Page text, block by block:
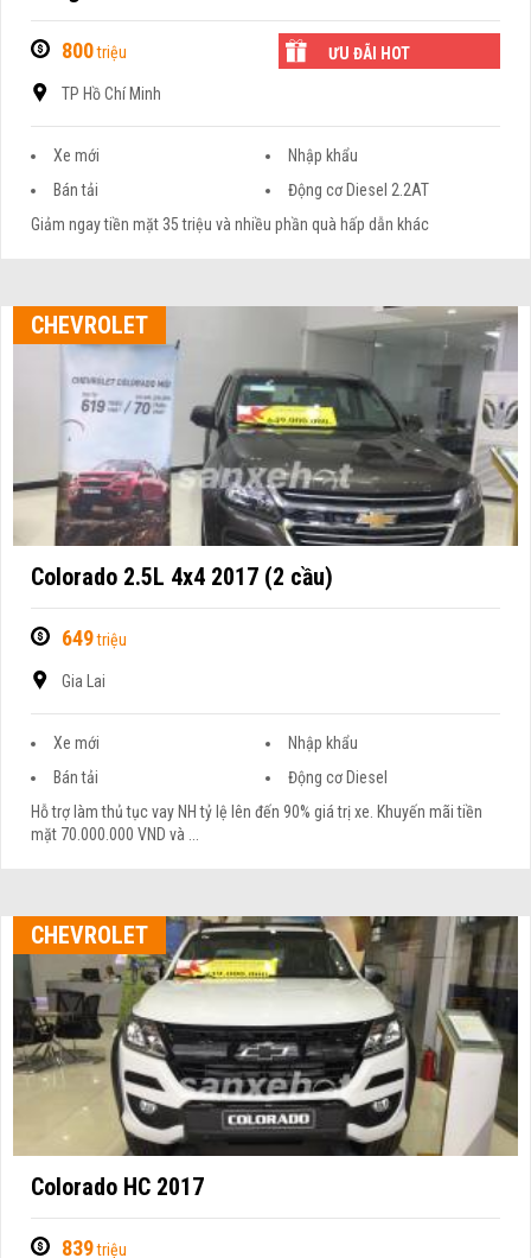
800triệu ƯU ĐÃI HOT
TP Hồ Chí Minh
Xe mới
Nhập khẩu
Bán tải
Động cơ Diesel 2.2AT
Giảm ngay tiền mặt 35 triệu và nhiều phần quà hấp dẫn khác
CHEVROLET
Colorado 2.5L 4x4 2017 (2 cầu)
649triệu
Gia Lai
Xe mới
Nhập khẩu
Bán tải
Động cơ Diesel
Hỗ trợ làm thủ tục vay NH tỷ lệ lên đến 90% giá trị xe. Khuyến mãi tiền
mặt 70.000.000 VND và ...
CHEVROLET
Colorado HC 2017
839triệu